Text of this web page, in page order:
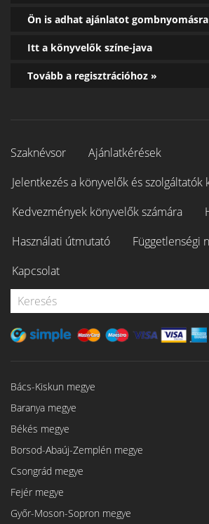
Ön is adhat ajánlatot gombnyomásra
Itt a könyvelők színe-java
Tovább a regisztrációhoz »
Szaknévsor
Ajánlatkérések
Jelentkezés a könyvelők és szolgáltatók
Kedvezmények könyvelők számára
Használati útmutató
Függetlenségi
Kapcsolat
Bács-Kiskun megye
Baranya megye
Békés megye
Borsod-Abaúj-Zemplén megye
Csongrád megye
Fejér megye
Győr-Moson-Sopron megye